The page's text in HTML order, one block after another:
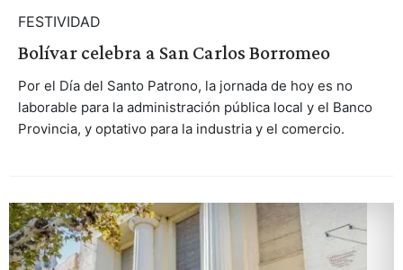
FESTIVIDAD
Bolívar celebra a San Carlos Borromeo
Por el Día del Santo Patrono, la jornada de hoy es no
laborable para la administración pública local y el Banco
Provincia, y optativo para la industria y el comercio.